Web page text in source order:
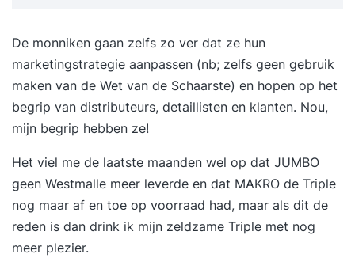
meer grip op de financiële cijfers. U leert de
belangrijkste begrippen zoals solvabiliteit,
liquiditeit, rentabiliteit, activa, passiva kennen.
Hierdoor kunt u de financiële verslagen beter
doorgronden. Hoe staat uw organisatie er
de cijfers heeft gezien? Hierdoor wordt het
makkelijker om met de bestuurder de financiën te
bespreken zodat u meer invloed krijgt. Resultaat
na de cursus OR en financieel beleid: U kent de
belangrijkste financiële begrippen. U kent de
De monniken gaan zelfs zo ver dat ze hun
marketingstrategie aanpassen (nb; zelfs geen gebruik
maken van de Wet van de Schaarste) en hopen op het
begrip van distributeurs, detaillisten en klanten. Nou,
mijn begrip hebben ze!
Het viel me de laatste maanden wel op dat JUMBO
geen Westmalle meer leverde en dat MAKRO de Triple
nog maar af en toe op voorraad had, maar als dit de
reden is dan drink ik mijn zeldzame Triple met nog
meer plezier.